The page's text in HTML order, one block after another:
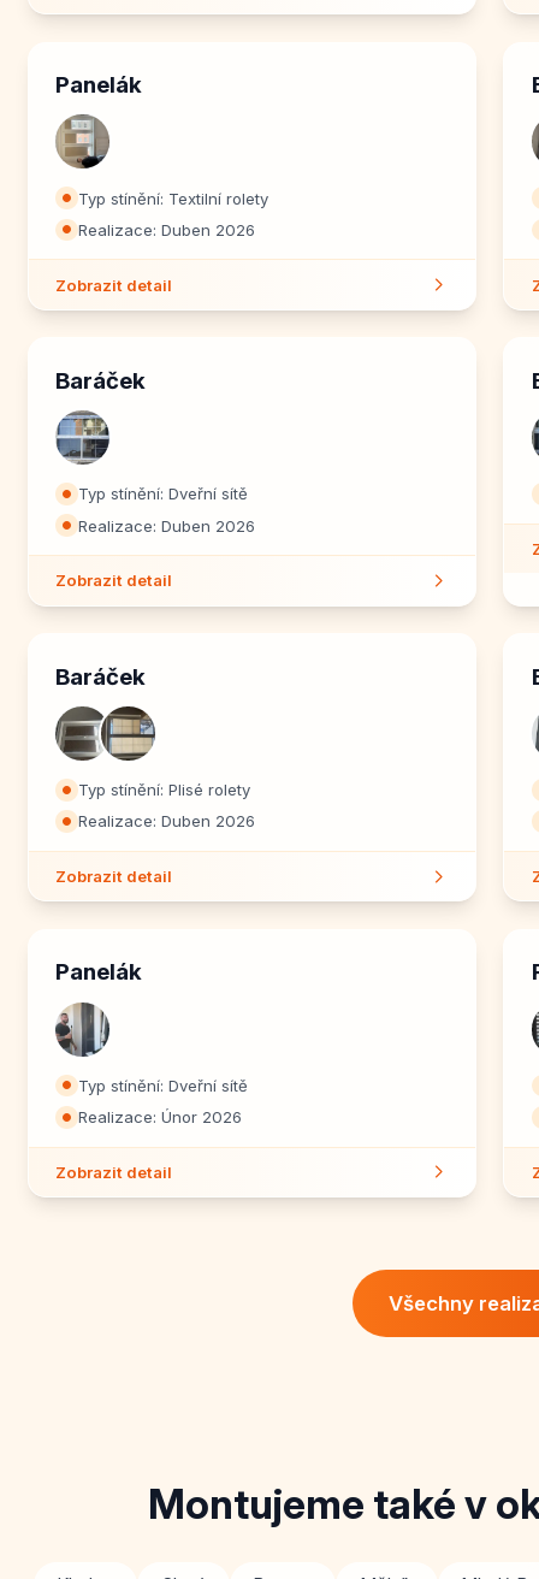
Panelák
⏺ Typ stínění: Textilní rolety
⏺ Realizace: Duben 2026
Zobrazit detail
Baráček
⏺ Typ stínění: Dveřní sítě
⏺ Realizace: Duben 2026
Zobrazit detail
Baráček
⏺ Typ stínění: Plisé rolety
⏺ Realizace: Duben 2026
Zobrazit detail
Panelák
⏺ Typ stínění: Dveřní sítě
⏺ Realizace: Únor 2026
Zobrazit detail
Všechny
Montujeme také v